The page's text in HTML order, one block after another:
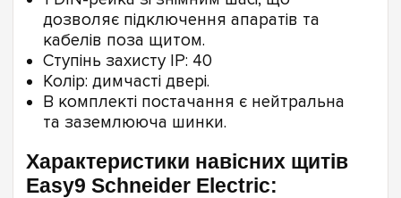
дозволяє підключення апаратів та
кабелів поза щитом.
Ступінь захисту IP: 40
Колір: димчасті двері.
В комплекті постачання є нейтральна
та заземлююча шинки.
Характеристики навісних щитів
Easy9 Schneider Electric: